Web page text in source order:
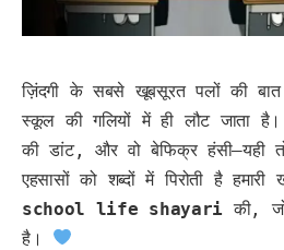
ज़िंदगी के सबसे खूबसूरत पलों की
स्कूल की गलियों में ही लौट जाता है।
की डांट, और वो बेफिक्र हंसी—यही
एहसासों को शब्दों में पिरोती है
school life shayari की,
है।